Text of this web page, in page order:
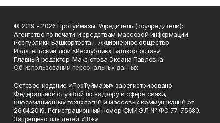
© 2019 - 2026 ПроТуймазы. Учредитель (соучредители):
Агентство по печати и средствам массовой информации
Республики Башкортостан, Акционерное общество
Издательский дом «Республика Башкортостан»
Главный редактор: Максютова Оксана Павловна
Об использовании персональных данных
Сетевое издание «ПроТуймазы» зарегистрировано
Федеральной службой по надзору в сфере связи,
информационных технологий и массовых коммуникаций от
26.04.2019. Регистрационный номер СМИ ЭЛ № ФС 77-75680.
Запрещено для детей «18+»